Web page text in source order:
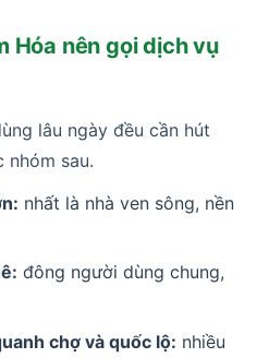
Hóa nên gọi dịch vụ
lâu ngày đều cần hút
nhóm sau.
nhất là nhà ven sông, nền
đông người dùng chung,
chợ và quốc lộ: nhiều